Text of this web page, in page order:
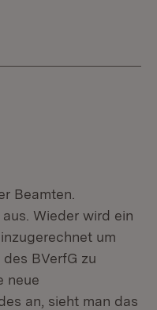
Beamten.
Wieder wird ein
um
BVerfG zu
neue
an, sieht man das